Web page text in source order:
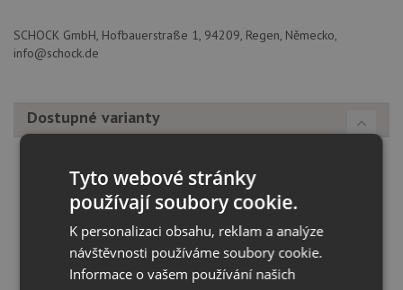
SCHOCK GmbH, Hofbauerstraße 1, 94209, Regen, Německo,
info@schock.de
Dostupné varianty
Tyto webové stránky
používají soubory cookie.
K personalizaci obsahu, reklam a analýze
návštěvnosti používáme soubory cookie.
Informace o vašem používání našich